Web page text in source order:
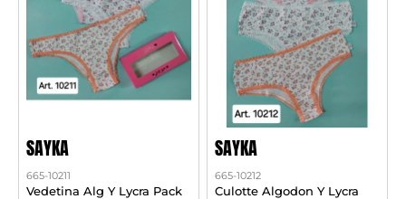
SAYKA
665-10211
Vedetina Alg Y Lycra Pack
SAYKA
665-10212
Culotte Algodon Y Lycra